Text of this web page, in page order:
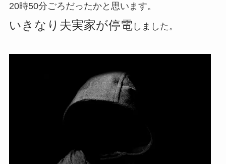
20時50分ごろだったかと思います。
いきなり夫実家が停電しました。